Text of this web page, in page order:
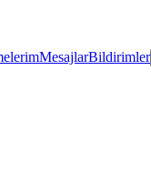
MesajlarBildirimler